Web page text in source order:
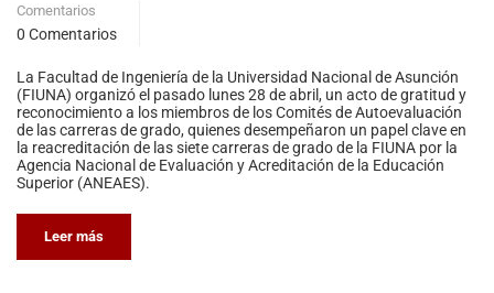
Comentarios
0 Comentarios
La Facultad de Ingeniería de la Universidad Nacional de Asunción
(FIUNA) organizó el pasado lunes 28 de abril, un acto de gratitud y
reconocimiento a los miembros de los Comités de Autoevaluación
de las carreras de grado, quienes desempeñaron un papel clave en
la reacreditación de las siete carreras de grado de la FIUNA por la
Agencia Nacional de Evaluación y Acreditación de la Educación
Superior (ANEAES).
Leer más